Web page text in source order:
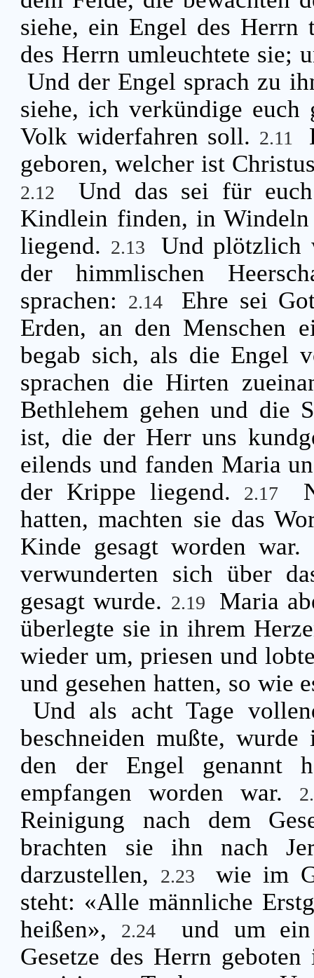
siehe, ein Engel des
des Herrn umleuchtete sie;
Und der Engel sprach zu
siehe, ich verkündige euch
Volk widerfahren soll. 2.11
geboren, welcher ist
2.12
Und das sei für
Kindlein finden, in
liegend. 2.13
Und plötzlich
der himmlischen
sprachen:
2.14
Ehre sei
Erden, an den Menschen
begab sich, als die Engel
sprachen die Hirten
Bethlehem gehen und die
ist, die der Herr uns
eilends und fanden Maria
der Krippe liegend.
2.17
hatten, machten sie das
Kinde gesagt worden war.
verwunderten sich über
gesagt wurde. 2.19
Maria
überlegte sie in ihrem
wieder um, priesen und
und gesehen hatten, so wie
Und als acht Tage
beschneiden mußte, wurde
den der Engel genannt
empfangen worden war.
Reinigung nach dem
brachten sie ihn nach
darzustellen,
2.23
wie im
steht: «Alle männliche
heißen»,
2.24
und um
Gesetze des Herrn